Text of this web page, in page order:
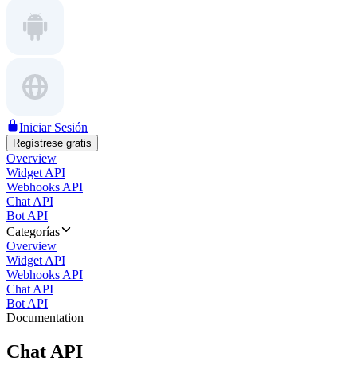
Iniciar Sesión
Regístrese gratis
Overview
Widget API
Webhooks API
Chat API
Bot API
Categorías
Overview
Widget API
Webhooks API
Chat API
Bot API
Documentation
Chat API